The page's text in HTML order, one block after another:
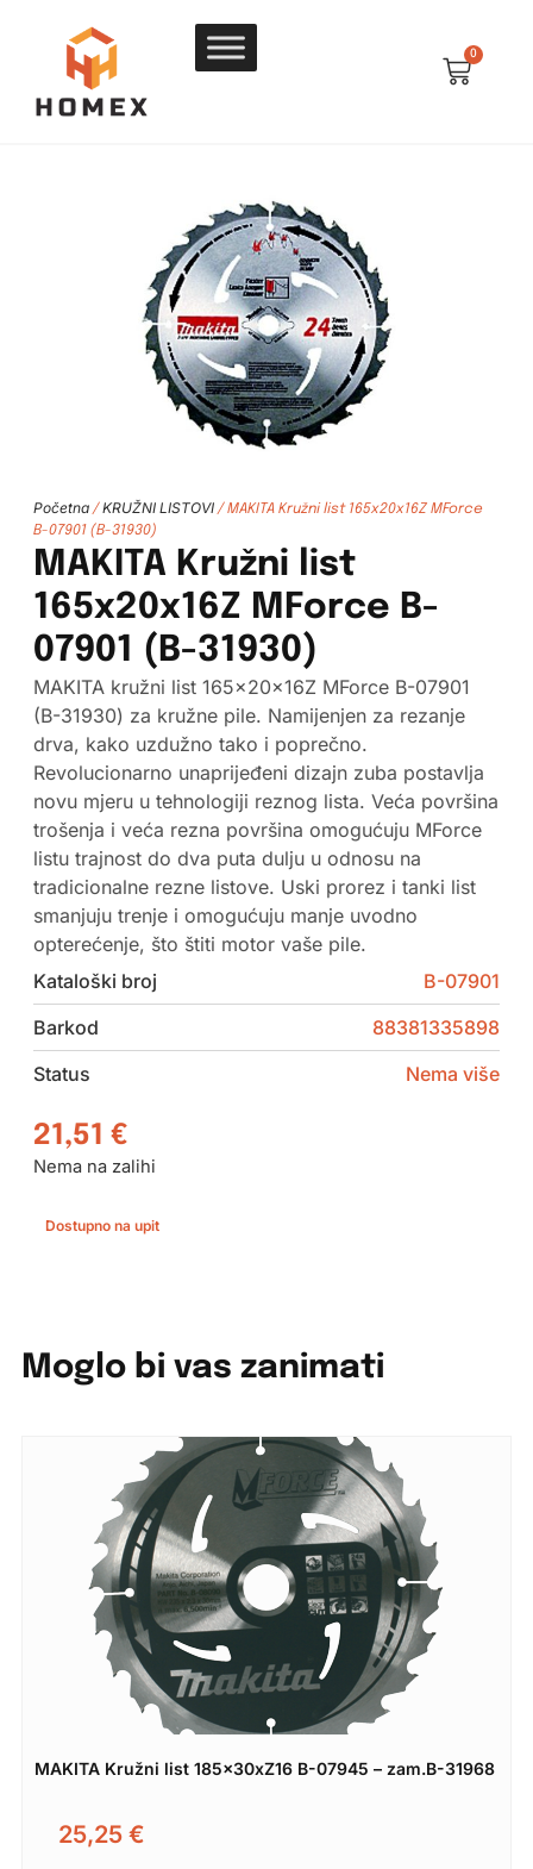
0
Početna/ KRUŽNI LISTOVI/ MAKITA Kružni list 165x20x16Z MForce
B-07901 (B-31930)
MAKITA Kružni list
165x20x16Z MForce B-
07901 (B-31930)
MAKITA kružni list 165x20x16Z MForce B-07901
(B-31930) za kružne pile. Namijenjen za rezanje
drva, kako uzdužno tako i poprečno.
Revolucionarno unaprijeđeni dizajn zuba postavlja
novu mjeru u tehnologiji reznog lista. Veća površina
trošenja i veća rezna površina omogućuju MForce
listu trajnost do dva puta dulju u odnosu na
tradicionalne rezne listove. Uski prorez i tanki list
smanjuju trenje i omogućuju manje uvodno
opterećenje, što štiti motor vaše pile.
Kataloški broj
B-07901
Barkod
88381335898
Status
Nema više
21,51 €
Nema na zalihi
Dostupno na upit
Moglo bi vas zanimati
MAKITA Kružni list 185x30xZ16 B-07945 – zam.B-31968
25,25 €